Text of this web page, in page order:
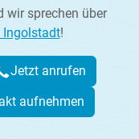
wir sprechen über
Ingolstadt!
Jetzt anrufen
aufnehmen